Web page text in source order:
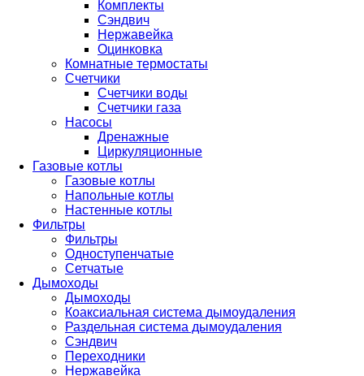
Комплекты
Сэндвич
Нержавейка
Оцинковка
Комнатные термостаты
Счетчики
Счетчики воды
Счетчики газа
Насосы
Дренажные
Циркуляционные
Газовые котлы
Газовые котлы
Напольные котлы
Настенные котлы
Фильтры
Фильтры
Одноступенчатые
Сетчатые
Дымоходы
Дымоходы
Коаксиальная система дымоудаления
Раздельная система дымоудаления
Сэндвич
Переходники
Нержавейка